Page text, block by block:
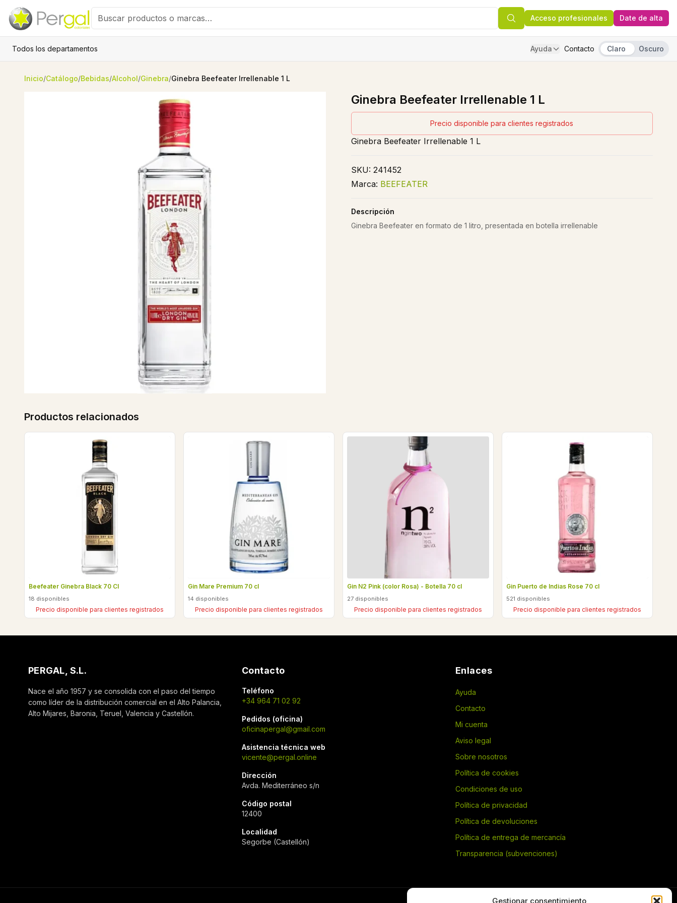
Gestionar consentimiento
Acceso profesionales Date de alta
Todos los departamentos Ayuda Contacto Claro Oscuro
Inicio/Catálogo/Bebidas/Alcohol/Ginebra/Ginebra Beefeater Irrellenable 1 L
Ginebra Beefeater Irrellenable 1 L
Precio disponible para clientes registrados
Ginebra Beefeater Irrellenable 1 L
SKU: 241452
Marca: BEEFEATER
Descripción
Ginebra Beefeater en formato de 1 litro, presentada en botella irrellenable
Productos relacionados
Beefeater Ginebra Black 70 Cl
18 disponibles
Precio disponible para clientes registrados
Gin Mare Premium 70 cl
14 disponibles
Precio disponible para clientes registrados
Gin N2 Pink (color Rosa) - Botella 70 cl
27 disponibles
Precio disponible para clientes registrados
Gin Puerto de Indias Rose 70 cl
521 disponibles
Precio disponible para clientes registrados
PERGAL, S.L.
Nace el año 1957 y se consolida con el paso del tiempo
como líder de la distribución comercial en el Alto Palancia,
Alto Mijares, Baronia, Teruel, Valencia y Castellón.
Contacto
Teléfono
+34 964 71 02 92
Pedidos (oficina)
oficinapergal@gmail.com
Asistencia técnica web
vicente@pergal.online
Dirección
Avda. Mediterráneo s/n
Código postal
12400
Localidad
Segorbe (Castellón)
Enlaces
Ayuda
Contacto
Mi cuenta
Aviso legal
Sobre nosotros
Política de cookies
Condiciones de uso
Política de privacidad
Política de devoluciones
Política de entrega de mercancía
Transparencia (subvenciones)